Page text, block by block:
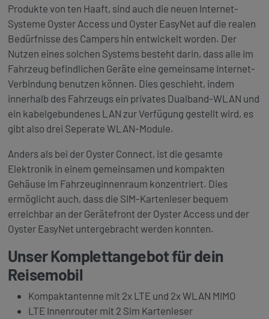
Produkte von ten Haaft, sind auch die neuen Internet-
Systeme Oyster Access und Oyster EasyNet auf die realen
Bedürfnisse des Campers hin entwickelt worden. Der
Nutzen eines solchen Systems besteht darin, dass alle im
Fahrzeug befindlichen Geräte eine gemeinsame Internet-
Verbindung benutzen können. Dies geschieht, indem
innerhalb des Fahrzeugs ein privates Dualband-WLAN und
ein kabelgebundenes LAN zur Verfügung gestellt wird, es
gibt also drei Seperate WLAN-Module.
Anders als bei der Oyster Connect, ist die gesamte
Elektronik in einem gemeinsamen und kompakten
Gehäuse im Fahrzeuginnenraum konzentriert. Dies
ermöglicht auch, dass die SIM-Kartenleser bequem
erreichbar an der Gerätefront der Oyster Access und der
Oyster EasyNet untergebracht werden konnten.
Unser Komplettangebot für dein
Reisemobil
Kompaktantenne mit 2x LTE und 2x WLAN MIMO
LTE Innenrouter mit 2 Sim Kartenleser